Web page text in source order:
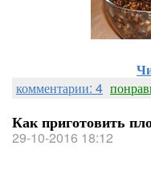
комментарии: 4
Как приготовить
29-10-2016 18:12